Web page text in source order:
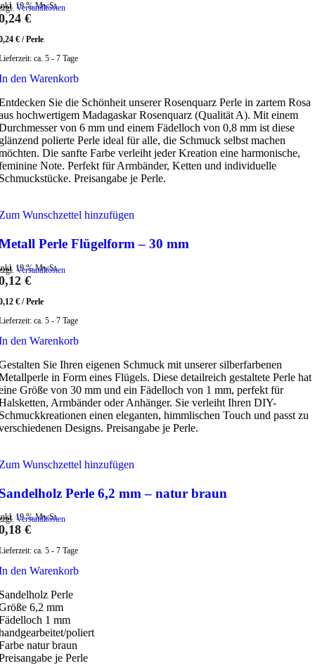
19 % MwSt.
Versandkosten
€
€ /Perle
ca. 5 - 7 Tage
den Warenkorb
Sie die Schönheit unserer Rosenquarz Perle in zartem Rosa
hochwertigem Madagaskar Rosenquarz (Qualität A). Mit einem
von 6 mm und einem Fädelloch von 0,8 mm ist diese
polierte Perle ideal für alle, die Schmuck selbst machen
Die sanfte Farbe verleiht jeder Kreation eine harmonische,
Note. Perfekt für Armbänder, Ketten und individuelle
Preisangabe je Perle.
Wunschzettel hinzufügen
Perle Flügelform – 30 mm
19 % MwSt.
Versandkosten
€
€ /Perle
ca. 5 - 7 Tage
den Warenkorb
Sie Ihren eigenen Schmuck mit unserer silberfarbenen
in Form eines Flügels. Diese detailreich gestaltete Perle hat
Größe von 30 mm und ein Fädelloch von 1 mm, perfekt für
Armbänder oder Anhänger. Sie verleiht Ihren DIY-
einen eleganten, himmlischen Touch und passt zu
Designs. Preisangabe je Perle.
Wunschzettel hinzufügen
Perle 6,2 mm – natur braun
19 % MwSt.
Versandkosten
€
ca. 5 - 7 Tage
den Warenkorb
Perle
6,2 mm
1 mm
poliert
natur braun
je Perle